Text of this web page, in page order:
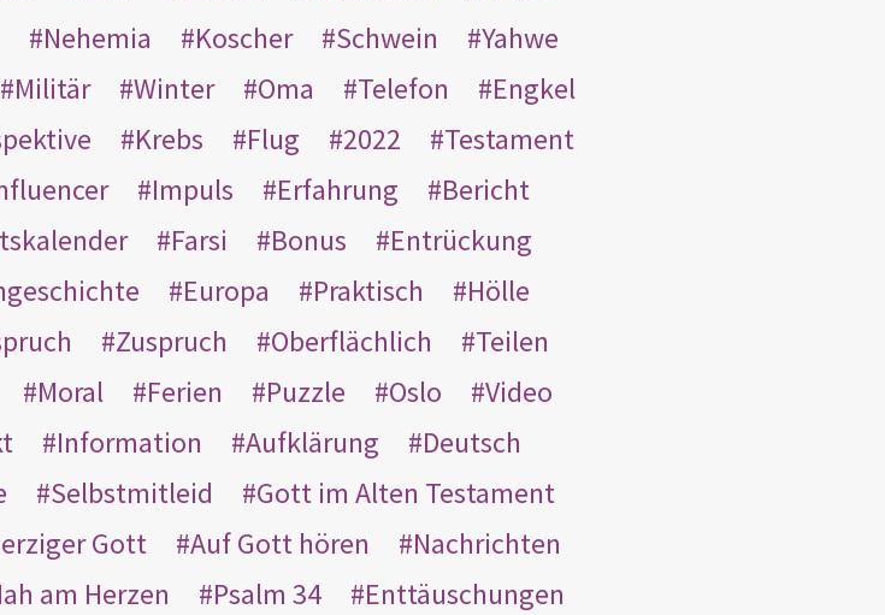
Nehemia Koscher Schwein
Yahwe
Militär Winter Oma Telefon
Engkel
Krebs Flug 2022
Testament
Impuls Erfahrung
Bericht
Farsi Bonus
Entrückung
Europa Praktisch
Hölle
Zuspruch Oberflächlich
Teilen
Moral Ferien Puzzle Oslo
Video
Information Aufklärung
Deutsch
Selbstmitleid
Gott im Alten Testament
Gott Auf Gott hören
Nachrichten
am Herzen Psalm 34
Enttäuschungen